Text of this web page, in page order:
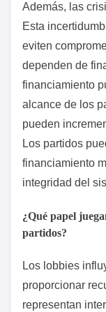
Además, las
Esta
eviten
dependen de
financiamiento
alcance de los
pueden
Los partidos
financiamiento
integridad del
¿Qué papel
partidos?
Los lobbies
proporcionar
representan